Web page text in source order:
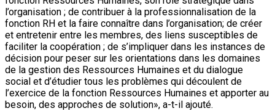
l’organisation ; de contribuer à la professionnalisation de la
fonction RH et la faire connaître dans l’organisation; de créer
et entretenir entre les membres, des liens susceptibles de
faciliter la coopération ; de s’impliquer dans les instances de
décision pour peser sur les orientations dans les domaines
de la gestion des Ressources Humaines et du dialogue
social et d’étudier tous les problèmes qui découlent de
l’exercice de la fonction Ressources Humaines et apporter au
besoin, des approches de solution», a-t-il ajouté.